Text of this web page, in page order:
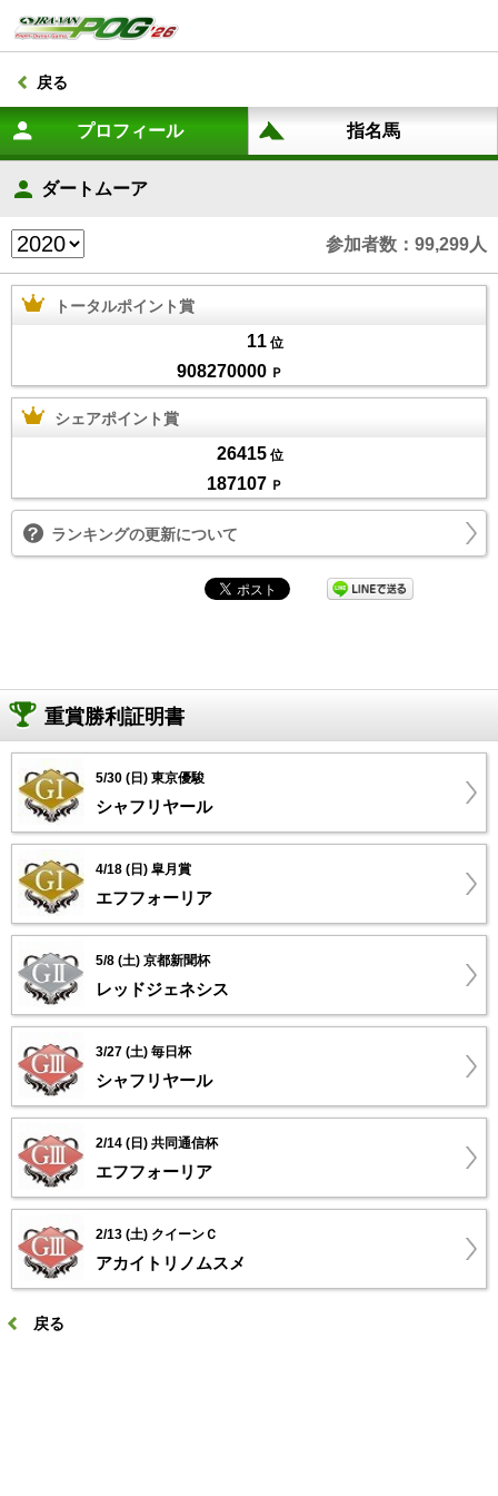
戻る
ダートムーア
参加者数：99,299人
トータルポイント賞
11 位
908270000 Ｐ
シェアポイント賞
26415 位
187107 Ｐ
ランキングの更新について
重賞勝利証明書
5/30 (日) 東京優駿
シャフリヤール
4/18 (日) 皐月賞
エフフォーリア
5/8 (土) 京都新聞杯
レッドジェネシス
3/27 (土) 毎日杯
シャフリヤール
2/14 (日) 共同通信杯
エフフォーリア
2/13 (土) クイーンＣ
アカイトリノムスメ
戻る